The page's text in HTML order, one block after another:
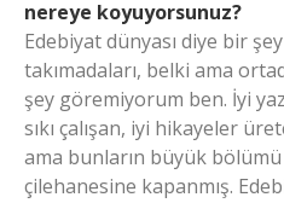
nereye koyuyorsunuz?
Edebiyat dünyası diye bir
takımadaları, belki ama
şey göremiyorum ben. İyi
sıkı çalışan, iyi hikayeler
ama bunların büyük bölümü
çilehanesine kapanmış.